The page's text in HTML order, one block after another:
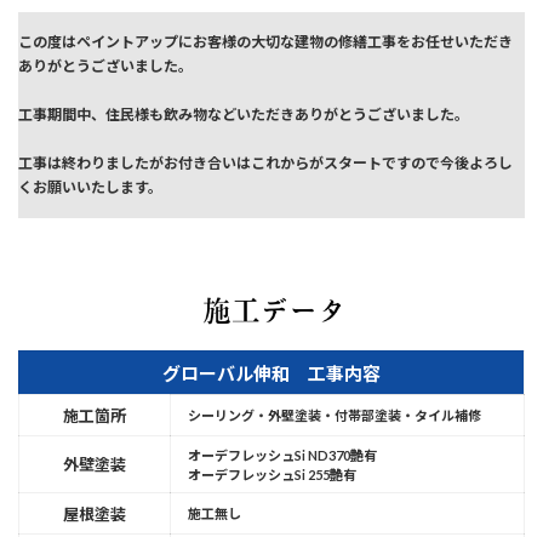
この度はペイントアップにお客様の大切な建物の修繕工事をお任せいただき
ありがとうございました。
工事期間中、住民様も飲み物などいただきありがとうございました。
工事は終わりましたがお付き合いはこれからがスタートですので今後よろし
くお願いいたします。
グローバル伸和 工事内容
施工箇所 シーリング・外壁塗装・付帯部塗装・タイル補修
外壁塗装
オーデフレッシュSi ND370艶有
オーデフレッシュSi 255艶有
屋根塗装 施工無し